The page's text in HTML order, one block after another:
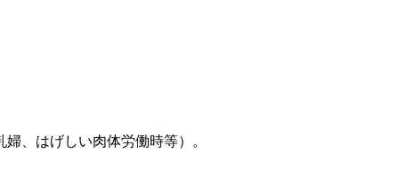
、はげしい肉体労働時等）。